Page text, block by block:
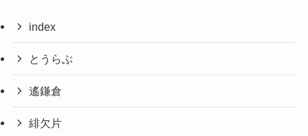
index
とうらぶ
遙鎌倉
緋欠片